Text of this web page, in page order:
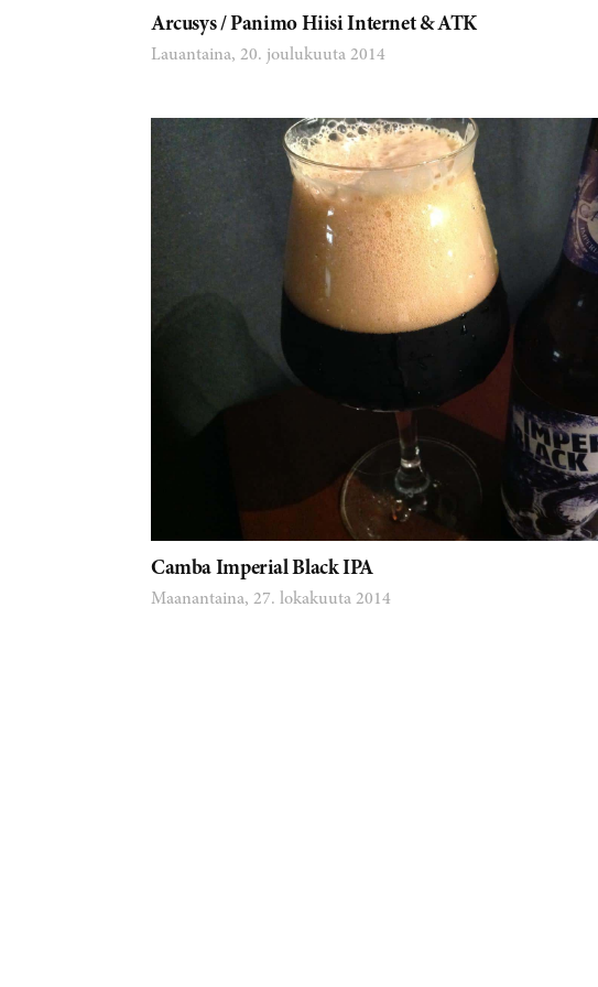
Arcusys / Panimo Hiisi Internet & ATK
Lauantaina, 20. joulukuuta 2014
Camba Imperial Black IPA
Maanantaina, 27. lokakuuta 2014